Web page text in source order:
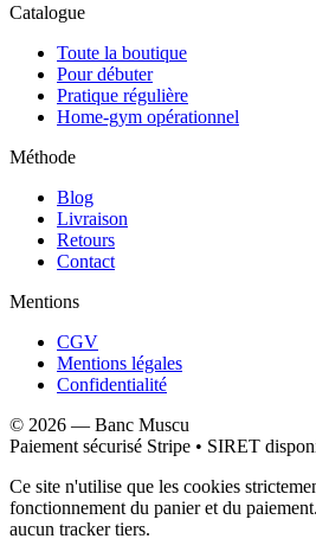
Catalogue
Toute la boutique
Pour débuter
Pratique régulière
Home-gym opérationnel
Méthode
Blog
Livraison
Retours
Contact
Mentions
CGV
Mentions légales
Confidentialité
© 2026 — Banc Muscu
Paiement sécurisé Stripe • SIRET
Ce site n'utilise que les cookies
fonctionnement du panier et du
aucun tracker tiers.